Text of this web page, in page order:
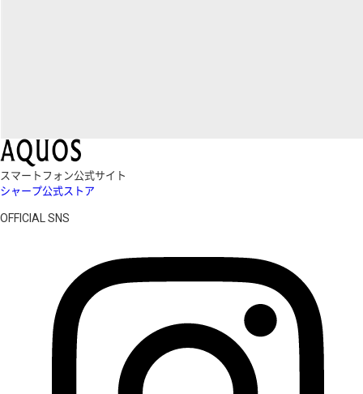
スマートフォン公式サイト
シャープ公式ストア
OFFICIAL SNS